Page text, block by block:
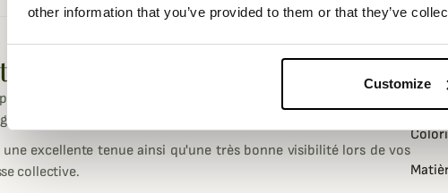
other information that you’ve provided to them or that they’ve
Customize
cette jolie casquette orange Sure Shot disposant d'une
de type forêt.
excellente tenue ainsi qu'une très bonne visibilité lors de vos
collective.